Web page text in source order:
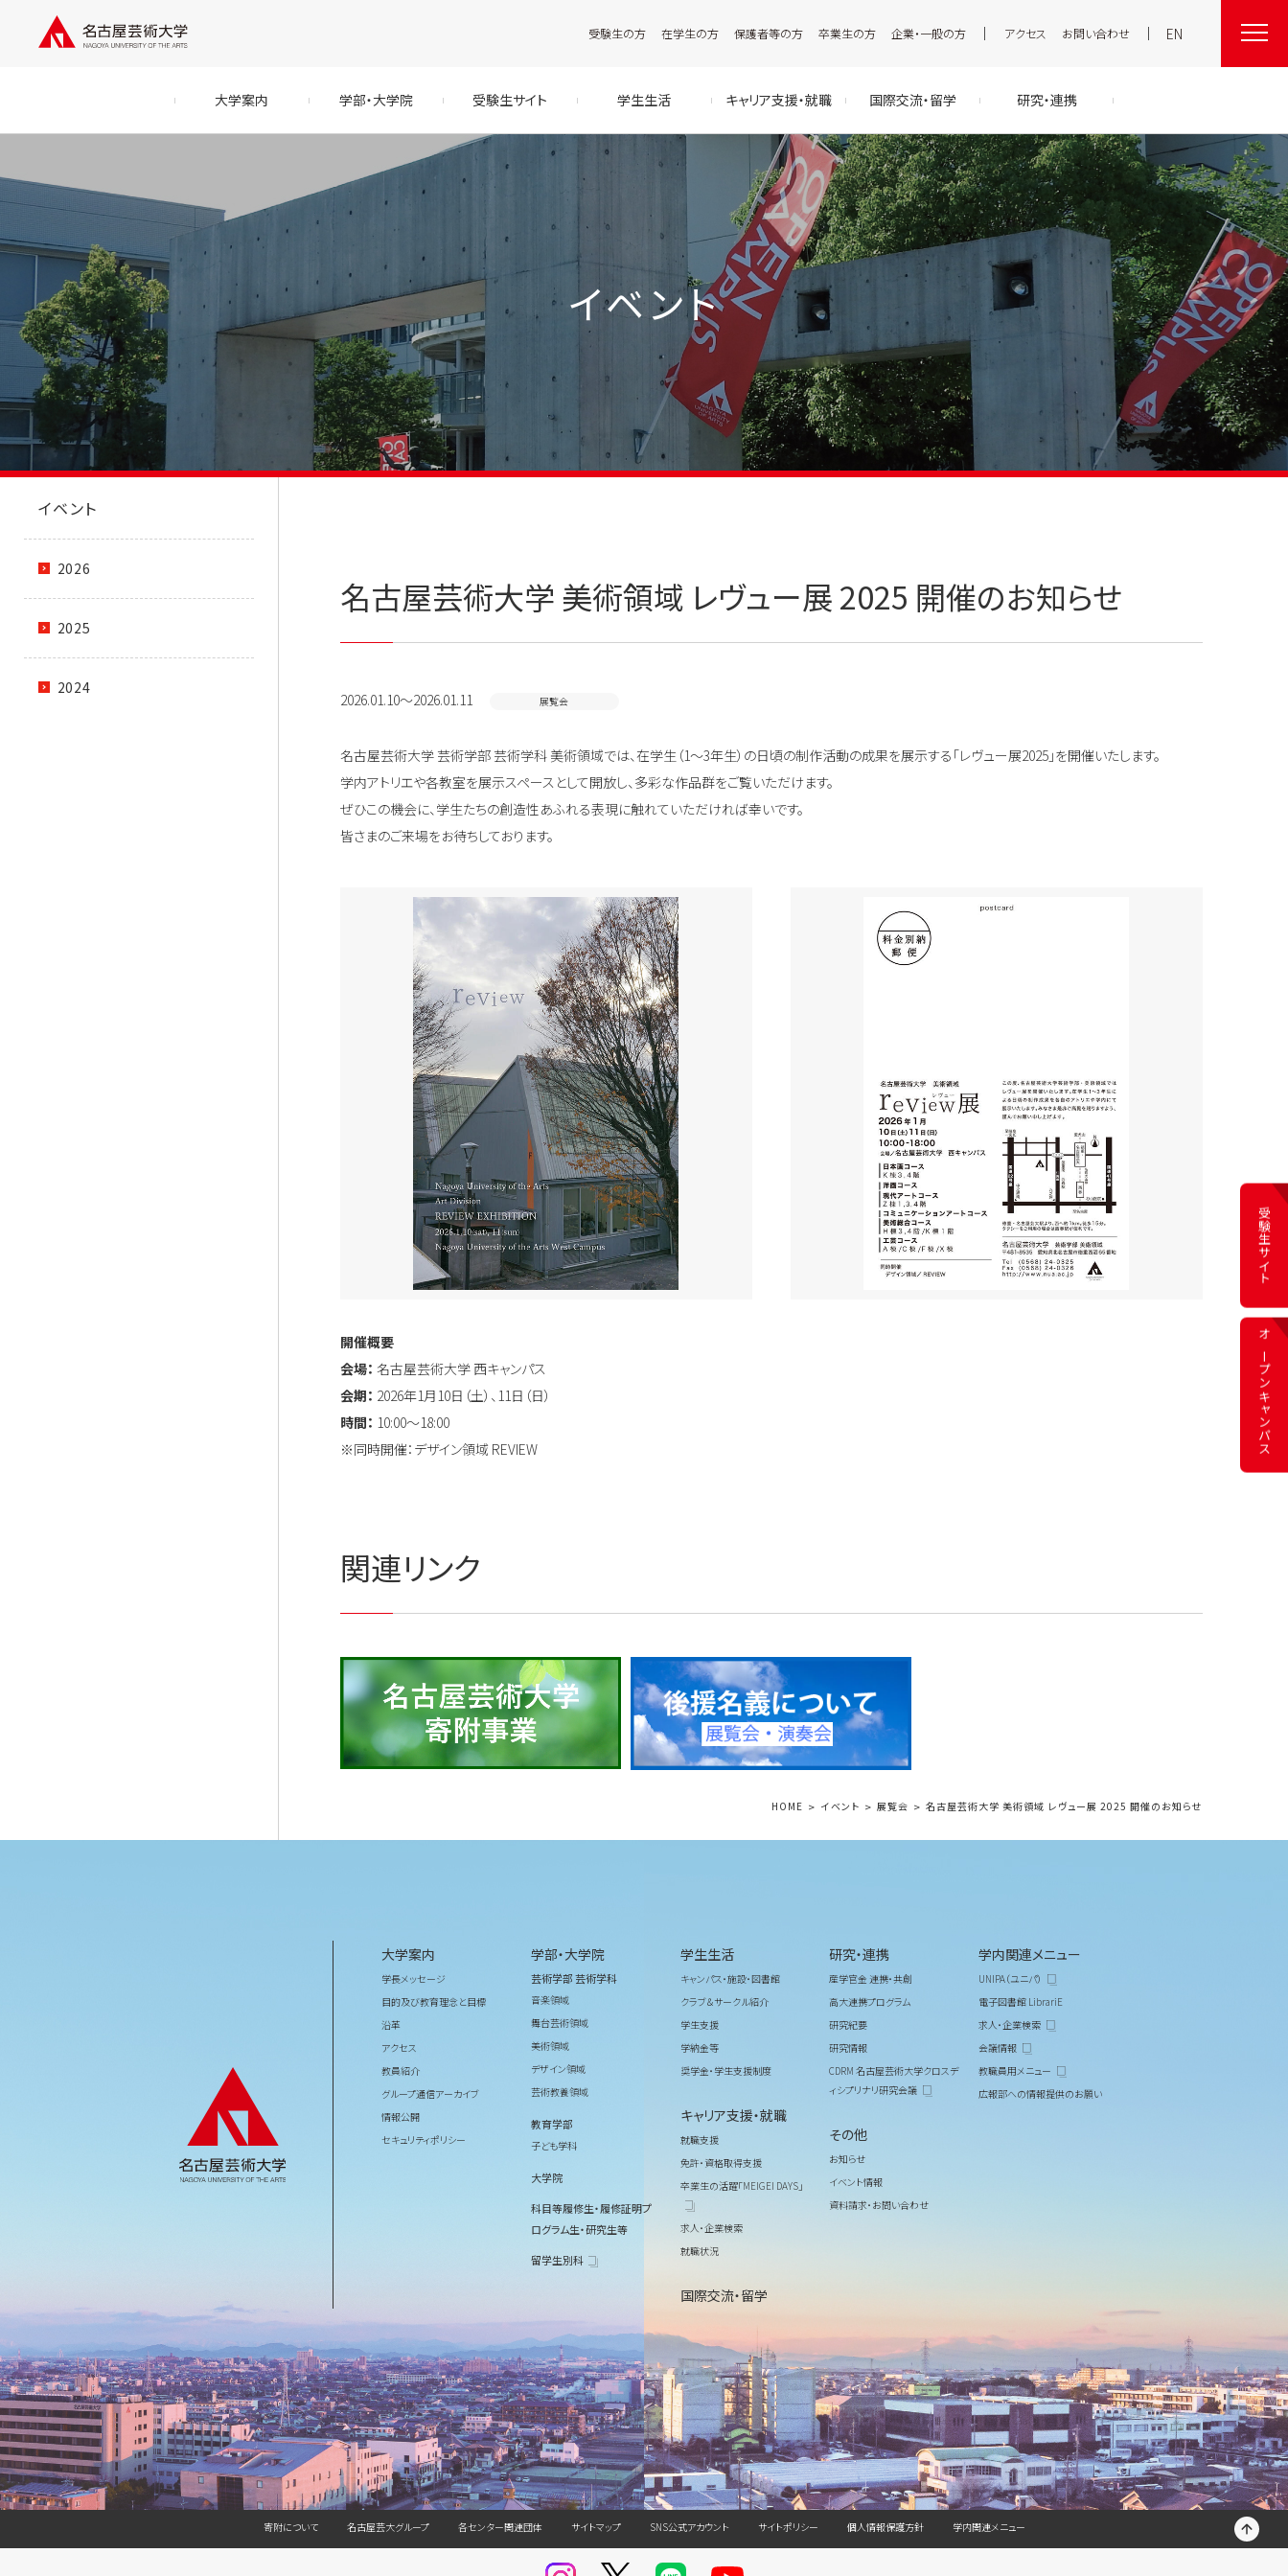
受験生の方 在学生の方 保護者等の方 卒業生の方 企業・一般の方 アクセス お問い合わせ EN
大学案内 学部・大学院 受験生サイト 学生生活 キャリア支援・就職 国際交流・留学 研究・連携
イベント
名古屋芸術大学 美術領域 レヴュー展 2025 開催のお知らせ
2026.01.10～2026.01.11 展覧会
名古屋芸術大学 芸術学部 芸術学科 美術領域では、在学生（1～3年生）の日頃の制作活動の成果を展示する「レヴュー展2025」を開催いたします。
学内アトリエや各教室を展示スペースとして開放し、多彩な作品群をご覧いただけます。
ぜひこの機会に、学生たちの創造性あふれる表現に触れていただければ幸いです。
皆さまのご来場をお待ちしております。
開催概要
会場： 名古屋芸術大学 西キャンパス
会期： 2026年1月10日（土）、11日（日）
時間： 10:00～18:00
※同時開催：デザイン領域 REVIEW
関連リンク
イベント
2026
2025
2024
HOME イベント 展覧会 名古屋芸術大学 美術領域 レヴュー展 2025 開催のお知らせ
大学案内
学長メッセージ
目的及び教育理念と目標
沿革
アクセス
教員紹介
グループ通信アーカイブ
情報公開
セキュリティポリシー
学部・大学院
芸術学部 芸術学科
音楽領域
舞台芸術領域
美術領域
デザイン領域
芸術教養領域
教育学部
子ども学科
大学院
科目等履修生・履修証明プ
ログラム生・研究生等
留学生別科
学生生活
キャンパス・施設・図書館
クラブ＆サークル紹介
学生支援
学納金等
奨学金・学生支援制度
キャリア支援・就職
就職支援
免許・資格取得支援
卒業生の活躍「MEIGEI DAYS」
求人・企業検索
就職状況
国際交流・留学
研究・連携
産学官金 連携・共創
高大連携プログラム
研究紀要
研究情報
CDRM 名古屋芸術大学クロスデ
ィシプリナリ研究会議
その他
お知らせ
イベント情報
資料請求・お問い合わせ
学内関連メニュー
UNIPA（ユニパ）
電子図書館 LibrariE
求人・企業検索
会議情報
教職員用メニュー
広報部への情報提供のお願い
寄附について 名古屋芸大グループ 各センター関連団体 サイトマップ SNS公式アカウント サイトポリシー 個人情報保護方針 学内関連メニュー T
O
P
オープン
キャンパス
受験生サイト